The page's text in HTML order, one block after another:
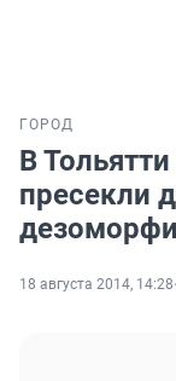
ГОРОД
В
пресекли
18 августа 2014, 14:28